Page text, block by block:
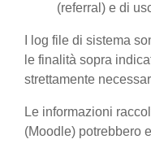
(referral) e di
I log file di sistema
le finalità sopra
strettamente
Le informazioni
(Moodle) potrebbero